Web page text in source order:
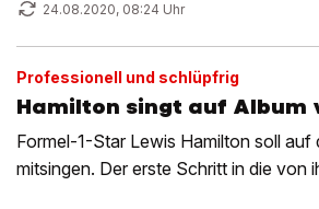
24.08.2020, 08:24 Uhr
Professionell und schlüpfrig
Hamilton singt auf Album
Formel-1-Star Lewis Hamilton soll
mitsingen. Der erste Schritt in die von